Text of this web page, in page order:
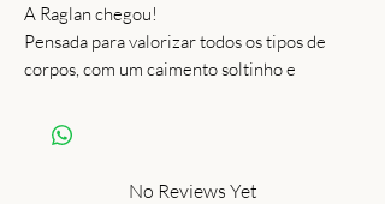
A Raglan chegou!
Pensada para valorizar todos os tipos de
corpos, com um caimento soltinho e
nos movimentos.
Com o comprimento que cobre o quadril e
modelagem que valoriza os ombros em um
No Reviews Yet